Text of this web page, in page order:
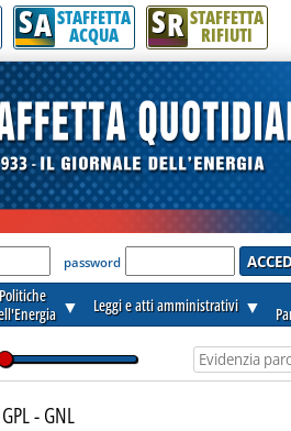
la notizia.
SA STAFFETTA
ACQUA SR STAFFETTA
RIFIUTI
per accedere'
password
Politiche
▼ Leggi e atti amministrativi ▼
- GNL